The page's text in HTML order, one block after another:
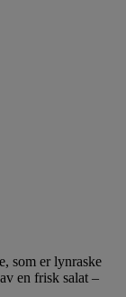
som er lynraske
en frisk salat –